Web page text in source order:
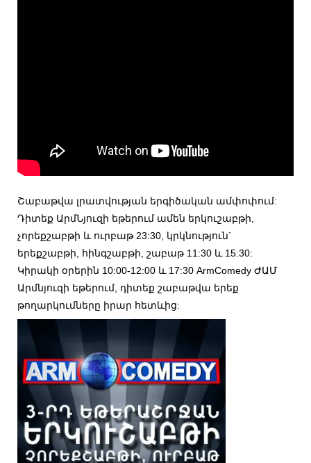
Շաբաթվա լրատվության երգիծական ամփոփում:
Դիտեք ԱրմՆյուզի եթերում ամեն երկուշաբթի,
չորեքշաբթի և ուրբաթ 23:30, կրկնություն`
երեքշաբթի, հինգշաբթի, շաբաթ 11:30 և 15:30:
Կիրակի օրերին 10:00-12:00 և 17:30 ArmComedy ԺԱՄ
Արմնյուզի եթերում, դիտեք շաբաթվա երեք
թողարկումները իրար հետևից: